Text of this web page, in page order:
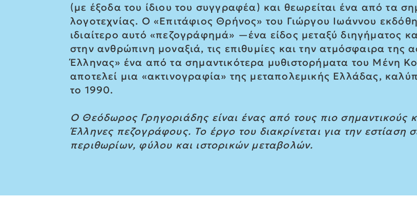
(με έξοδα του ίδιου του συγγραφέα) και θεωρείται ένα από τα
λογοτεχνίας. Ο «Επιτάφιος Θρήνος» του Γιώργου Ιωάννου
ιδιαίτερο αυτό «πεζογράφημά» —ένα είδος μεταξύ διηγήματος
στην ανθρώπινη μοναξιά, τις επιθυμίες και την ατμόσφαιρα της
Έλληνας» ένα από τα σημαντικότερα μυθιστορήματα του Μένη
αποτελεί μια «ακτινογραφία» της μεταπολεμικής Ελλάδας,
το 1990.
Ο Θεόδωρος Γρηγοριάδης είναι ένας από τους πιο σημαντικούς
Έλληνες πεζογράφους. Το έργο του διακρίνεται για την εστίαση
περιθωρίων, φύλου και ιστορικών μεταβολών.